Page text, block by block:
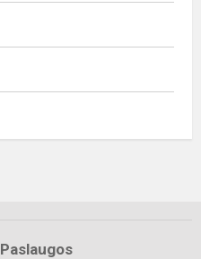
Paslaugos